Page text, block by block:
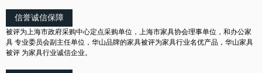
信誉诚信保障
被评为上海市政府采购中心定点采购单位，上海市家具协会理事单位，和办公家
具 专业委员会副主任单位，华山品牌的家具被评为家具行业名优产品，华山家具
被评 为家具行业诚信企业。